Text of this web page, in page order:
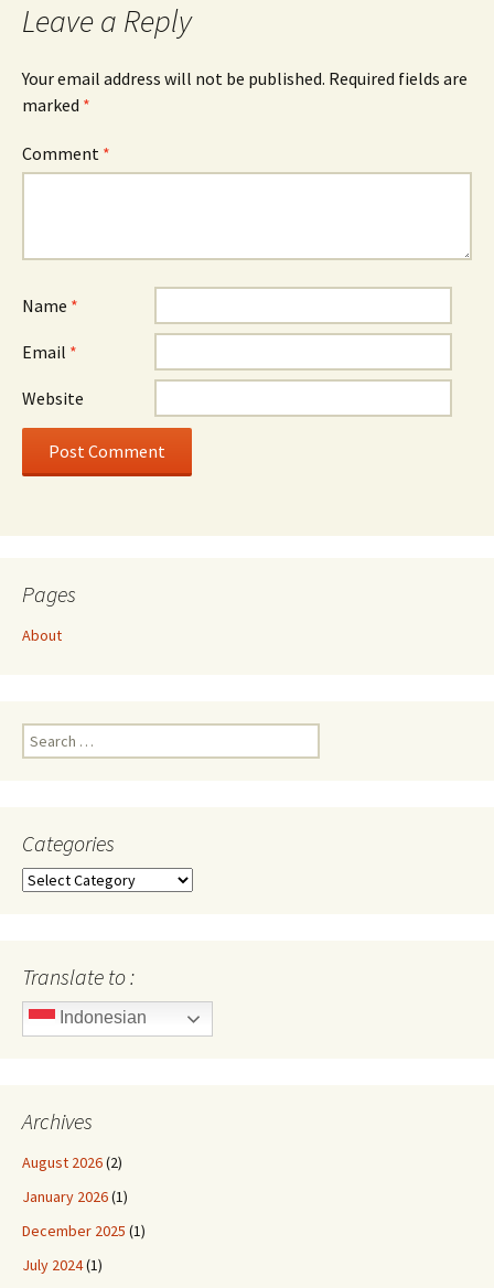
Leave a Reply
Your email address will not be published. Required fields are
marked *
Comment *
Name *
Email *
Website
Pages
About
Search
for:
Categories
Categories
Translate to :
Indonesian
Archives
August 2026(2)
January 2026(1)
December 2025 (1)
July 2024(1)